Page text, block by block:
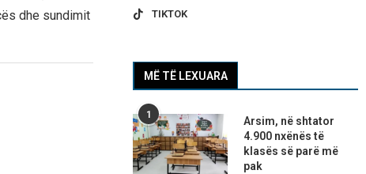
dhe sundimit
TIKTOK
MË TË LEXUARA
1
Arsim, në shtator
4.900 nxënës të
klasës së parë më
pak